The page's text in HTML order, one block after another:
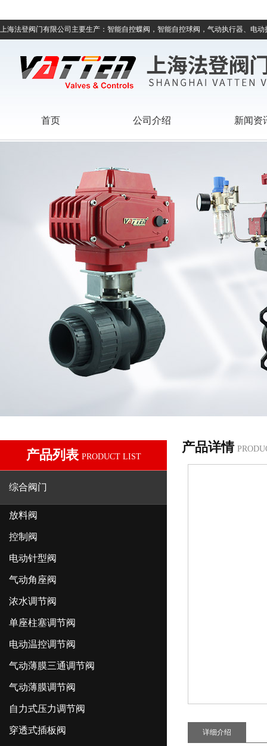
上海法登阀门有限公司主要生产：智能自控蝶阀，智能自控球阀，气动执行器、电
首页 公司介绍 新闻资
产品列表 PRODUCT LIST
综合阀门
放料阀
控制阀
电动针型阀
气动角座阀
浓水调节阀
单座柱塞调节阀
电动温控调节阀
气动薄膜三通调节阀
气动薄膜调节阀
自力式压力调节阀
穿透式插板阀
产品详情
详细介绍